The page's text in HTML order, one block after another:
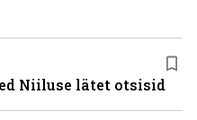
Niiluse lätet otsisid